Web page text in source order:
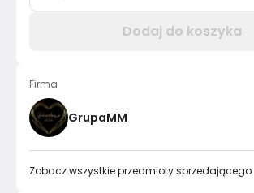
Dodaj do koszyka
Firma
GrupaMM
Zobacz wszystkie przedmioty sprzedającego.